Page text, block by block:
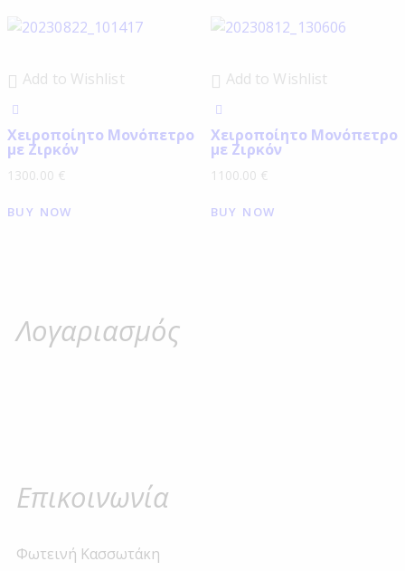
Add to Wishlist
Χειροποίητο Μονόπετρο
με Ζιρκόν
1300.00 €
BUY NOW
Add to Wishlist
Χειροποίητο Μονόπετρο
με Ζιρκόν
1100.00 €
BUY NOW
Λογαριασμός
Επικοινωνία
Φωτεινή Κασσωτάκη